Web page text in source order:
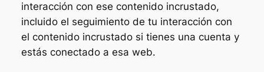
interacción con ese contenido incrustado,
incluido el seguimiento de tu interacción con
el contenido incrustado si tienes una cuenta y
estás conectado a esa web.